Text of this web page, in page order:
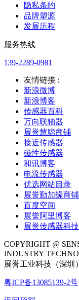
隐私条约
品牌塑源
发展历程
服务热线
139-2289-0981
友情链接 :
新浪微博
新浪博客
传感器百科
万向联轴器
展誉慧聪商铺
接近传感器
磁性传感器
和讯博客
电流传感器
优选网站目录
展誉勤加缘商铺
百度空间
展誉阿里博客
展誉传感器科技
COPYRIGHT @
INDUSTRY
展誉工业科技（深圳
粤ICP备13085139-2号